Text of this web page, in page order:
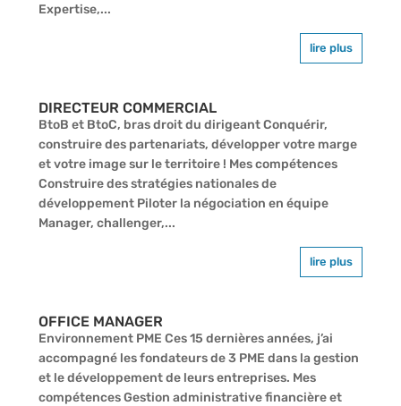
Expertise,...
lire plus
DIRECTEUR COMMERCIAL
BtoB et BtoC, bras droit du dirigeant Conquérir,
construire des partenariats, développer votre marge
et votre image sur le territoire ! Mes compétences
Construire des stratégies nationales de
développement Piloter la négociation en équipe
Manager, challenger,...
lire plus
OFFICE MANAGER
Environnement PME Ces 15 dernières années, j’ai
accompagné les fondateurs de 3 PME dans la gestion
et le développement de leurs entreprises. Mes
compétences Gestion administrative financière et